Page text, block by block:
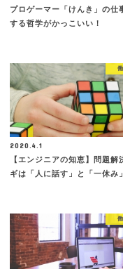
プロゲーマー「けんき」の仕
する哲学がかっこいい！
2020.4.1
【エンジニアの知恵】問題解
ギは「人に話す」と「一休み」